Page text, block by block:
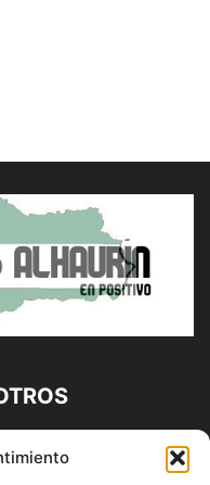
Propiedad de
95 71 95 | Noticias de